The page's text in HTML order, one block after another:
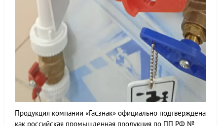
Продукция компании «Гасзнак» официально подтверждена
как российская промышленная продукция по ПП РФ №